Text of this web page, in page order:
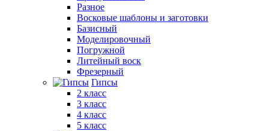
Разное
Восковые шаблоны и заготовки
Базисный
Моделировочный
Погружной
Литейный воск
Фрезерный
Гипсы
2 класс
3 класс
4 класс
5 класс